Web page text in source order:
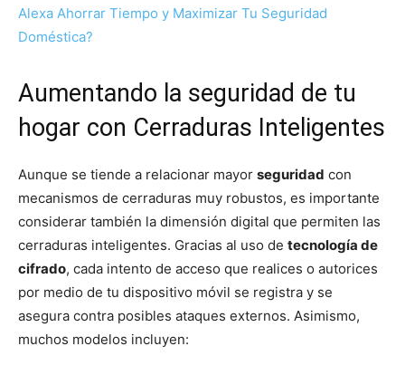
Alexa Ahorrar Tiempo y Maximizar Tu Seguridad
Doméstica?
Aumentando la seguridad de tu
hogar con Cerraduras Inteligentes
Aunque se tiende a relacionar mayor seguridad con
mecanismos de cerraduras muy robustos, es importante
considerar también la dimensión digital que permiten las
cerraduras inteligentes. Gracias al uso de tecnología de
cifrado, cada intento de acceso que realices o autorices
por medio de tu dispositivo móvil se registra y se
asegura contra posibles ataques externos. Asimismo,
muchos modelos incluyen: